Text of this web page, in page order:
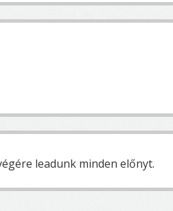
leadunk minden előnyt.